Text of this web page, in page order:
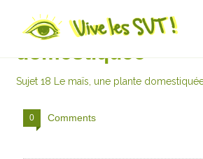
Sujet 18 Le maïs,
domestiquée
Sujet 18 Le maïs, une plante
0 Comments